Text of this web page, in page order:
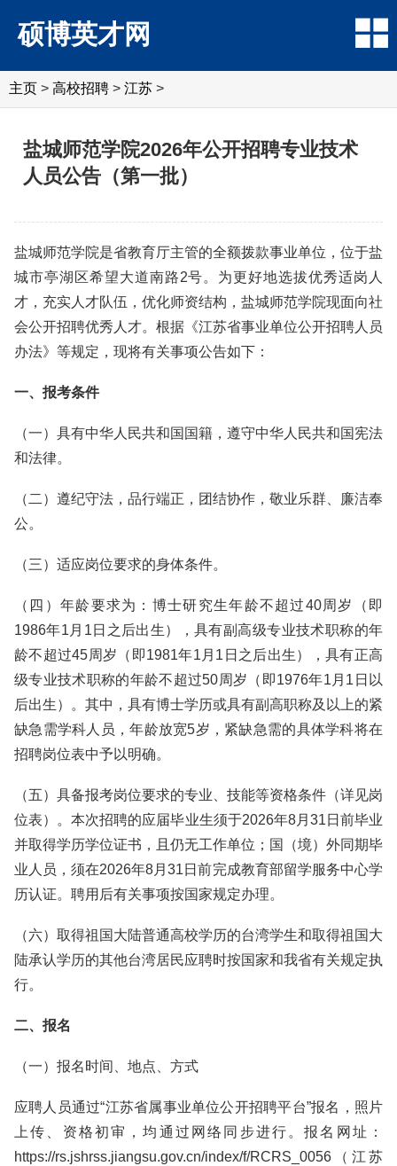
硕博英才网
主页 > 高校招聘 > 江苏 >
盐城师范学院2026年公开招聘专业技术
人员公告（第一批）
盐城师范学院是省教育厅主管的全额拨款事业单位，位于盐
城市亭湖区希望大道南路2号。为更好地选拔优秀适岗人
才，充实人才队伍，优化师资结构，盐城师范学院现面向社
会公开招聘优秀人才。根据《江苏省事业单位公开招聘人员
办法》等规定，现将有关事项公告如下：
一、报考条件
（一）具有中华人民共和国国籍，遵守中华人民共和国宪法
和法律。
（二）遵纪守法，品行端正，团结协作，敬业乐群、廉洁奉
公。
（三）适应岗位要求的身体条件。
（四）年龄要求为：博士研究生年龄不超过40周岁（即
1986年1月1日之后出生），具有副高级专业技术职称的年
龄不超过45周岁（即1981年1月1日之后出生），具有正高
级专业技术职称的年龄不超过50周岁（即1976年1月1日以
后出生）。其中，具有博士学历或具有副高职称及以上的紧
缺急需学科人员，年龄放宽5岁，紧缺急需的具体学科将在
招聘岗位表中予以明确。
（五）具备报考岗位要求的专业、技能等资格条件（详见岗
位表）。本次招聘的应届毕业生须于2026年8月31日前毕业
并取得学历学位证书，且仍无工作单位；国（境）外同期毕
业人员，须在2026年8月31日前完成教育部留学服务中心学
历认证。聘用后有关事项按国家规定办理。
（六）取得祖国大陆普通高校学历的台湾学生和取得祖国大
陆承认学历的其他台湾居民应聘时按国家和我省有关规定执
行。
二、报名
（一）报名时间、地点、方式
应聘人员通过“江苏省属事业单位公开招聘平台”报名，照片
上传、资格初审，均通过网络同步进行。报名网址：
https://rs.jshrss.jiangsu.gov.cn/index/f/RCRS_0056（江苏